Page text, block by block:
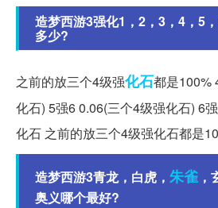
造梦西游3强化1，2，3，4，5
多少?
之前的放三个4级强化石都是100%
化石) 5强6 0.06(三个4级强化石) 6
化石 之前的放三个4级强化石都是
造梦西游3青龙，白虎， 朱雀
奥义哪个最好?